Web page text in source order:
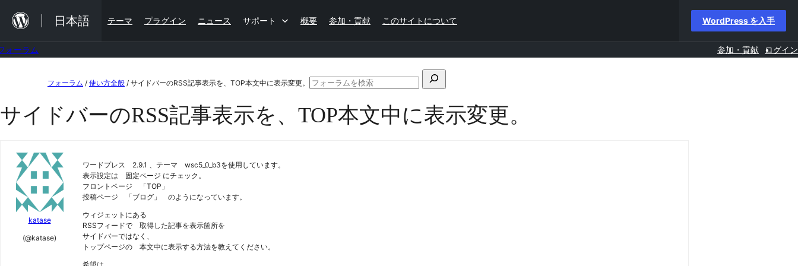
を
プ
日本語 テーマ プラグイン ニュース サポート 概要 参加・貢献 このサイトについて WordPress を入手
ォーラム 参加・貢献 ログイン
テ
フォーラム / 使い方全般 / サイドバーのRSS記事表示を、TOP本文中に表示変更。 検
対
フ
ォ
ー
ラ
サイドバーのRSS記事表示を、TOP本文中に表示変更。
katase
(@katase)
ワードプレス 2.9.1 、テーマ wsc5_0_b3を使用しています。
表示設定は 固定ページ にチェック。
フロントページ 「TOP」
投稿ページ 「ブログ」 のようになっています。
ウィジェットにある
RSSフィードで 取得した記事を表示箇所を
サイドバーではなく、
トップページの 本文中に表示する方法を教えてください。